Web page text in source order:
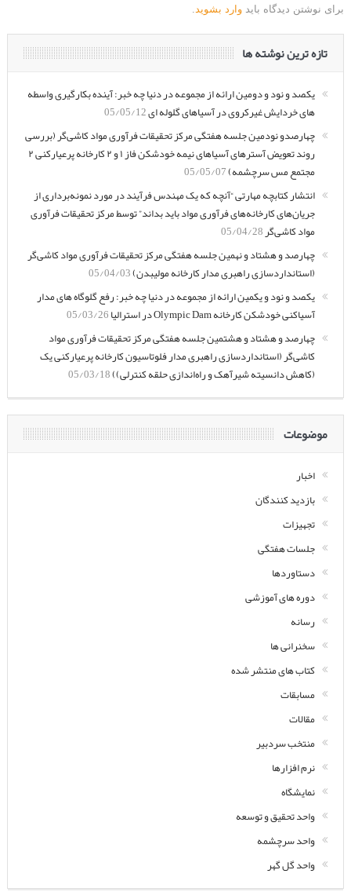
برای نوشتن دیدگاه باید وارد بشوید
تازه ترین نوشته ها
یکصد و نود و دومین ارائه از مجموعه در دنیا چه خبر: آینده بکارگیری واسطه
های خردایش غیرکروی در آسیاهای گلوله ای05/05/12
چهارصدو نودمین جلسه هفتگی مرکز تحقیقات فرآوری مواد کاشی‌گر (بررسی
روند تعویض آسترهای آسیاهای نیمه خودشکن فاز ۱ و ۲ کارخانه پرعیارکنی ۲
مجتمع مس سرچشمه)05/05/07
انتشار کتابچه مهارتی “آنچه که یک مهندس فرآیند در مورد نمونه‌برداری از
جریان‌های کارخانه‌های فرآوری مواد باید بداند” توسط مرکز تحقیقات فرآوری
مواد کاشی‌گر05/04/28
چهارصد و هشتاد و نهمین جلسه هفتگی مرکز تحقیقات فرآوری مواد کاشی‌گر
(استانداردسازی راهبری مدار کارخانه مولیبدن)05/04/03
یکصد و نود و یکمین ارائه از مجموعه در دنیا چه خبر: رفع گلوگاه های مدار
آسیاکنی خودشکن کارخانه Olympic Dam در استرالیا
05/03/26
چهارصد و هشتاد و هشتمین جلسه هفتگی مرکز تحقیقات فرآوری مواد
کاشی‌گر (استانداردسازی راهبری مدار فلوتاسیون کارخانه پرعیارکنی یک
(کاهش دانسیته شیرآهک و راه‌اندازی حلقه کنترلی))05/03/18
موضوعات
اخبار
بازدید کنندگان
تجهیزات
جلسات هفتگی
دستاوردها
دوره های آموزشی
رسانه
سخنرانی ها
کتاب های منتشر شده
مسابقات
مقالات
منتخب سردبیر
نرم افزارها
نمایشگاه
واحد تحقیق و توسعه
واحد سرچشمه
واحد گل گهر